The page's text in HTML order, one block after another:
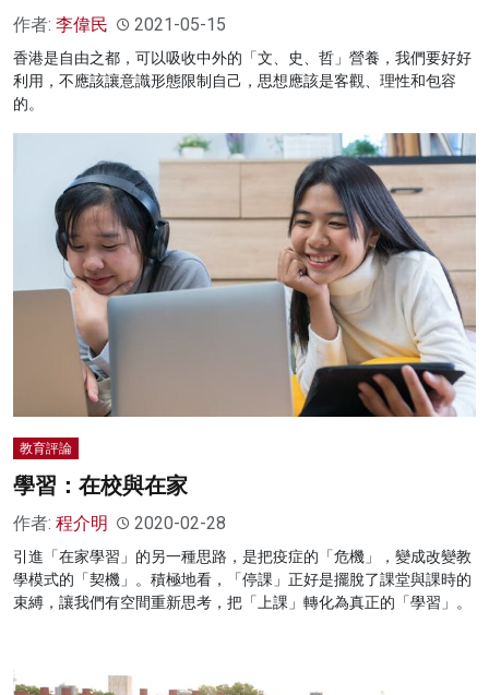
作者: 李偉民 2021-05-15
香港是自由之都，可以吸收中外的「文、史、哲」營養，我們要好好
利用，不應該讓意識形態限制自己，思想應該是客觀、理性和包容
的。
教育評論
學習：在校與在家
作者: 程介明 2020-02-28
引進「在家學習」的另一種思路，是把疫症的「危機」，變成改變教
學模式的「契機」。積極地看，「停課」正好是擺脫了課堂與課時的
束縛，讓我們有空間重新思考，把「上課」轉化為真正的「學習」。